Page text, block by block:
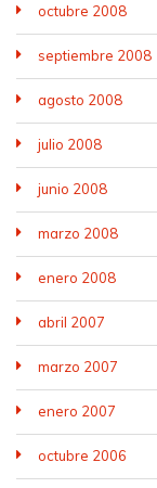
octubre 2008
septiembre 2008
agosto 2008
julio 2008
junio 2008
marzo 2008
enero 2008
abril 2007
marzo 2007
enero 2007
octubre 2006